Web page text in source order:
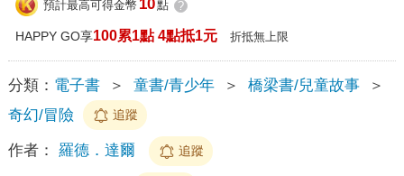
預計最高可得金幣 10點 ?
HAPPY GO享100累1點 4點抵1元 折抵無上限
分類： 電子書 ＞ 童書/青少年 ＞ 橋梁書/兒童故事
＞
奇幻/冒險
追蹤
作者： 羅德．達爾 追蹤